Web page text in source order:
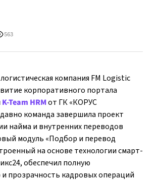
563
компания FM Logistic
корпоративного портала
K-Team HRMот ГК «КОРУС
команда завершила проект
найма и внутренних переводов
модуль «Подбор и перевод
на основе технологии смарт-
обеспечил полную
прозрачность кадровых операций